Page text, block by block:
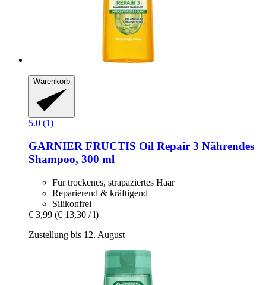
Warenkorb
5.0 (1)
GARNIER FRUCTIS Oil Repair 3 Nährendes
Shampoo, 300 ml
Für trockenes, strapaziertes Haar
Reparierend & kräftigend
Silikonfrei
€ 3,99 (€ 13,30 / l)
Zustellung bis 12. August